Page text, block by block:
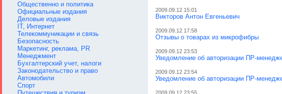
Общественно и политика
Официальные издания
Деловые издания
IT, Интернет
Телекоммуникации и связь
Безопасность
Маркетинг, реклама, PR
Менеджмент
Бухгалтерский учет, налоги
Законодательство и право
Автомобили
Спорт
2009.09.12 15:01
Викторов Антон Евгеньевич
2009.09.12 17:58
Отзывы о товарах из микрофибры
2009.09.12 23:53
Уведомление об авторизации ПР-
2009.09.12 23:54
Уведомление об авторизации ПР-
2009.09.12 23:55